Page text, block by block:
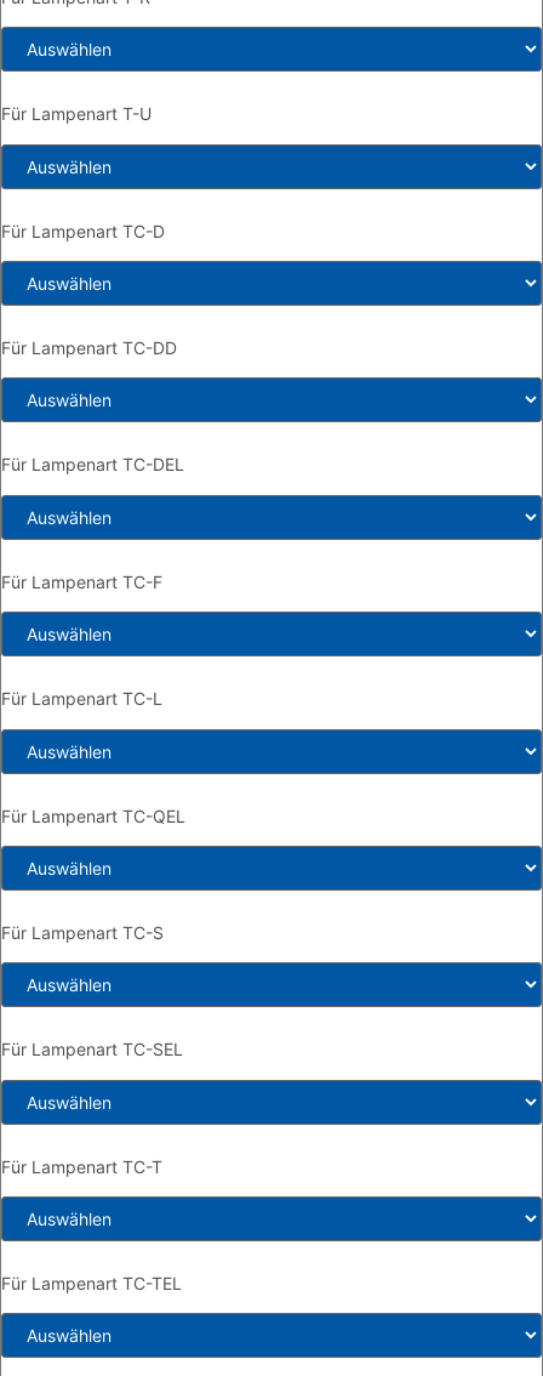
Für Lampenart T-U
Für Lampenart TC-D
Für Lampenart TC-DD
Für Lampenart TC-DEL
Für Lampenart TC-F
Für Lampenart TC-L
Für Lampenart TC-QEL
Für Lampenart TC-S
Für Lampenart TC-SEL
Für Lampenart TC-T
Für Lampenart TC-TEL